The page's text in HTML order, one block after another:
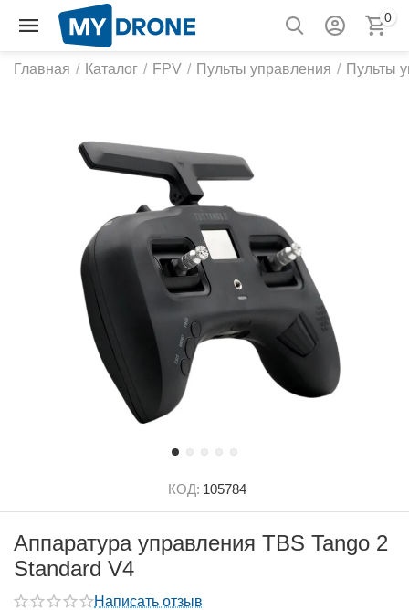
0
Главная / Каталог / FPV / Пульты управления / Пульты
КОД: 105784
Аппаратура управления TBS Tango 2
Standard V4
Написать отзыв